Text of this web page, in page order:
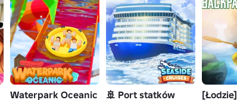
Waterpark Oceanic 🚢 Port statków [Łodzie]